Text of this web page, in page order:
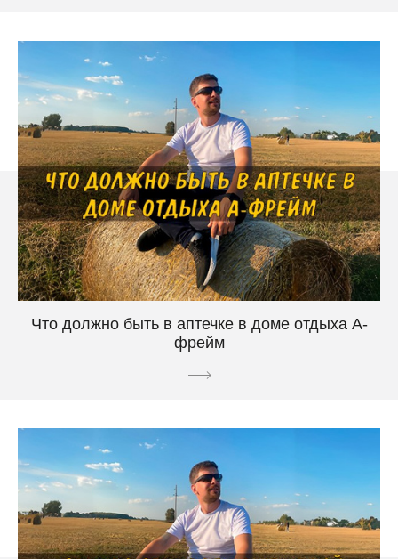
Что должно быть в аптечке в доме отдыха А-
фрейм